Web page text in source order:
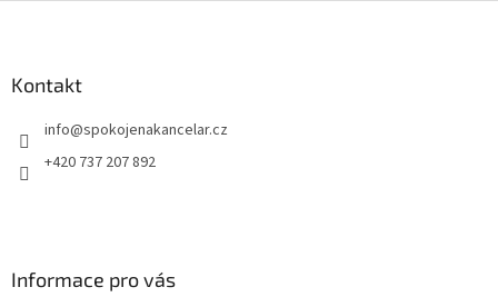
Kontakt
info@spokojenakancelar.cz
+420 737 207 892
Informace pro vás